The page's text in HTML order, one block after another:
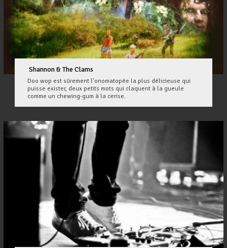
Shannon & The Clams
Doo wop est sûrement l’onomatopée la plus délicieuse qui
puisse exister, deux petits mots qui claquent à la gueule
comme un chewing-gum à la cerise.